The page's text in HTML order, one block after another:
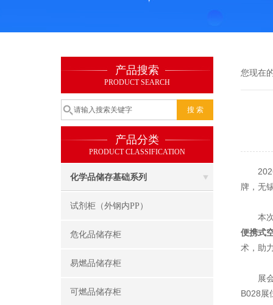
产品搜索
PRODUCT SEARCH
产品分类
PRODUCT CLASSIFICATION
化学品储存基础系列
试剂柜（外钢内PP）
危化品储存柜
易燃品储存柜
可燃品储存柜
您现在
2026
牌，无
本次
便携式
术，助
展会
B028展